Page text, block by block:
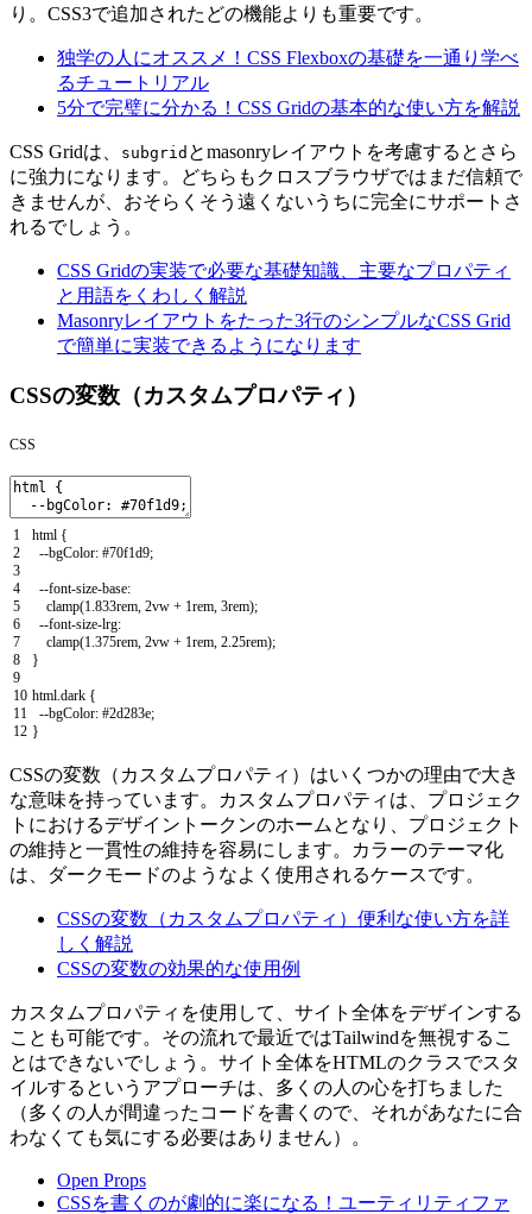
り。CSS3で追加されたどの機能よりも重要です。
独学の人にオススメ！CSS Flexboxの基礎を一通り学べ
るチュートリアル
5分で完璧に分かる！CSS Gridの基本的な使い方を解説
CSS Gridは、 subgrid とmasonryレイアウトを考慮するとさら
に強力になります。どちらもクロスブラウザではまだ信頼で
きませんが、おそらくそう遠くないうちに完全にサポートさ
れるでしょう。
CSS Gridの実装で必要な基礎知識、主要なプロパティ
と用語をくわしく解説
Masonryレイアウトをたった3行のシンプルなCSS Grid
で簡単に実装できるようになります
CSSの変数（カスタムプロパティ）
CSS
1
2
3
4
5
6
7
8
9
10
11
12
html {
--bgColor: #70f1d9;
--font-size-base:
clamp(1.833rem, 2vw + 1rem, 3rem);
--font-size-lrg:
clamp(1.375rem, 2vw + 1rem, 2.25rem);
}
html.dark {
--bgColor: #2d283e;
}
CSSの変数（カスタムプロパティ）はいくつかの理由で大き
な意味を持っています。カスタムプロパティは、プロジェク
トにおけるデザイントークンのホームとなり、プロジェクト
の維持と一貫性の維持を容易にします。カラーのテーマ化
は、ダークモードのようなよく使用されるケースです。
CSSの変数（カスタムプロパティ）便利な使い方を詳
しく解説
CSSの変数の効果的な使用例
カスタムプロパティを使用して、サイト全体をデザインする
ことも可能です。その流れで最近ではTailwindを無視するこ
とはできないでしょう。サイト全体をHTMLのクラスでスタ
イルするというアプローチは、多くの人の心を打ちました
（多くの人が間違ったコードを書くので、それがあなたに合
わなくても気にする必要はありません）。
Open Props
CSSを書くのが劇的に楽になる！ユーティリティファ